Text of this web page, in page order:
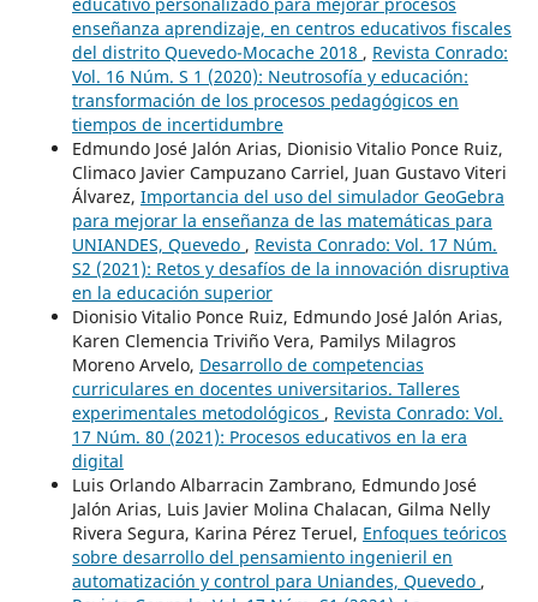
enseñanza aprendizaje, en centros educativos fiscales
del distrito Quevedo-Mocache 2018 , Revista Conrado:
Vol. 16 Núm. S 1 (2020): Neutrosofía y educación:
transformación de los procesos pedagógicos en
tiempos de incertidumbre
Edmundo José Jalón Arias, Dionisio Vitalio Ponce Ruiz,
Climaco Javier Campuzano Carriel, Juan Gustavo Viteri
Álvarez, Importancia del uso del simulador GeoGebra
para mejorar la enseñanza de las matemáticas para
UNIANDES, Quevedo , Revista Conrado: Vol. 17 Núm.
S2 (2021): Retos y desafíos de la innovación disruptiva
en la educación superior
Dionisio Vitalio Ponce Ruiz, Edmundo José Jalón Arias,
Karen Clemencia Triviño Vera, Pamilys Milagros
Moreno Arvelo, Desarrollo de competencias
curriculares en docentes universitarios. Talleres
experimentales metodológicos , Revista Conrado: Vol.
17 Núm. 80 (2021): Procesos educativos en la era
digital
Luis Orlando Albarracin Zambrano, Edmundo José
Jalón Arias, Luis Javier Molina Chalacan, Gilma Nelly
Rivera Segura, Karina Pérez Teruel, Enfoques teóricos
sobre desarrollo del pensamiento ingenieril en
automatización y control para Uniandes, Quevedo ,